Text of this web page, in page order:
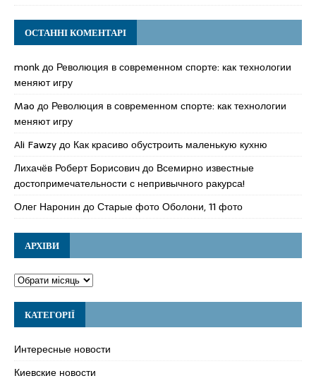
ОСТАННІ КОМЕНТАРІ
monkдо Революция в современном спорте: как технологии
меняют игру
Mao до Революция в современном спорте: как технологии
меняют игру
Ali Fawzyдо Как красиво обустроить маленькую кухню
Лихачёв Роберт Борисовичдо Всемирно известные
достопримечательности с непривычного ракурса!
Олег Наронин доСтарые фото Оболони, 11 фото
АРХІВИ
КАТЕГОРІЇ
Интересные новости
Киевские новости